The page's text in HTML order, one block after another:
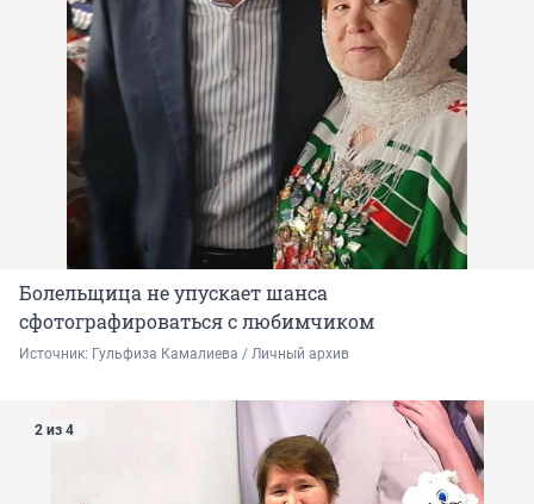
Болельщица не упускает шанса
сфотографироваться с любимчиком
Источник: Гульфиза Камалиева / Личный архив
2 из 4